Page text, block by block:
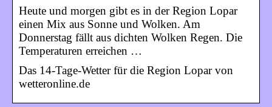
Heute und morgen gibt es in der Region Lopar
einen Mix aus Sonne und Wolken. Am
Donnerstag fällt aus dichten Wolken Regen. Die
Temperaturen erreichen …
Das 14-Tage-Wetter für die Region Lopar von
wetteronline.de